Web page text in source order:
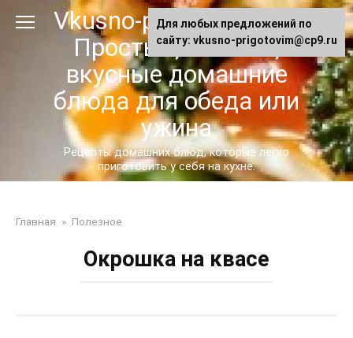
Vkusno-prigotovim.ru -
Простые, сытные,
вкусные домашние
блюда для обеда или
ужина
Рецепты домашних блюд, которые легко
приготовить у себя на кухне.
Главная » Полезное
Окрошка на квасе
Для любых предложений по
сайту: vkusno-prigotovim@cp9.ru